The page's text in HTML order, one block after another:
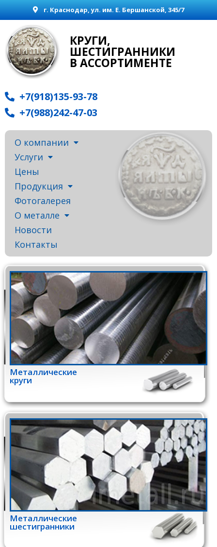
г. Краснодар, ул. им. Е. Бершанской, 345/7
КРУГИ,
ШЕСТИГРАННИКИ
В АССОРТИМЕНТЕ
+7(918)135-93-78
+7(988)242-47-03
О компании
Услуги
Цены
Продукция
Фотогалерея
О металле
Новости
Контакты
Металлические
круги
Металлические
шестигранники